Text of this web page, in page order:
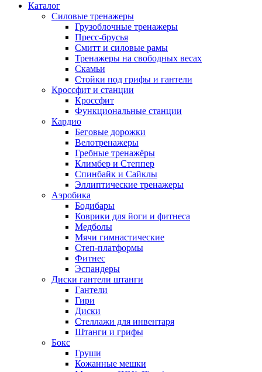
Каталог
Силовые тренажеры
Грузоблочные тренажеры
Пресс-брусья
Смитт и силовые рамы
Тренажеры на свободных весах
Скамьи
Стойки под грифы и гантели
Кроссфит и станции
Кроссфит
Функциональные станции
Кардио
Беговые дорожки
Велотренажеры
Гребные тренажёры
Климбер и Степпер
Спинбайк и Сайклы
Эллиптические тренажеры
Аэробика
Бодибары
Коврики для йоги и фитнеса
Медболы
Мячи гимнастические
Степ-платформы
Фитнес
Эспандеры
Диски гантели штанги
Гантели
Гири
Диски
Стеллажи для инвентаря
Штанги и грифы
Бокс
Груши
Кожанные мешки